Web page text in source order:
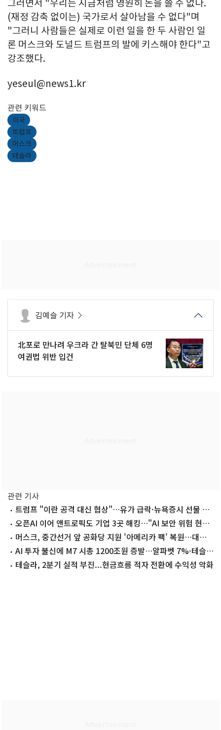
그러면서 "우리는 지금처럼 영원히 돈을 쓸 수 없다.
(재정 감축 없이는) 국가로서 살아남을 수 없다"며
"그러니 사람들은 실제로 이런 일을 한 두 사람인 일
론 머스크와 도널드 트럼프의 발에 키스해야 한다"고
강조했다.
yeseul@news1.kr
관련 키워드
미국
트럼프
머스크
테슬라
김예슬 기자
北포로 만나려 우크라 간 탈북민 단체 6명
여권법 위반 입건
관련 기사
트럼프 "이란 공격 대신 협상"…유가 급락·뉴욕증시 선물 상
승 오픈AI 이어 앤트로픽도 기업 3곳 해킹…"AI 보안 위험 현실
화"(상보)
머스크, 중간선거 앞 공화당 지원 '아메리카 팩' 복원…대규
모 투자
AI 투자 불신에 M7 시총 1200조원 증발…알파벳 7%·테슬
라 15% 급락
테슬라, 2분기 실적 부진...현금흐름 적자 전환에 수익성 악화